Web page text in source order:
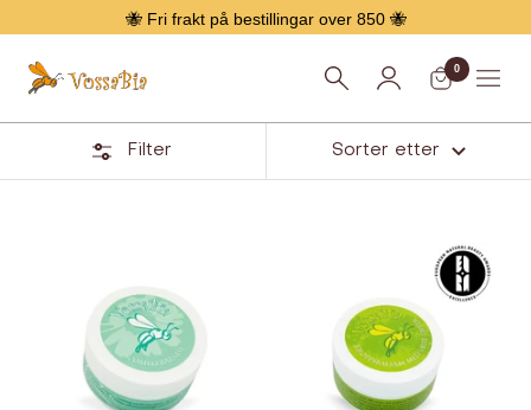
🐝 Fri frakt på bestillingar over 850 🐝
Meny
Vossabia 0
Filter Sorter etter